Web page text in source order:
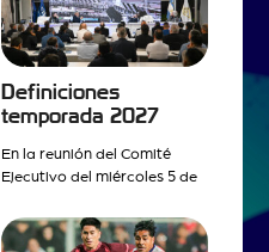
Definiciones
temporada 2027
En la reunión del Comité
Ejecutivo del miércoles 5 de